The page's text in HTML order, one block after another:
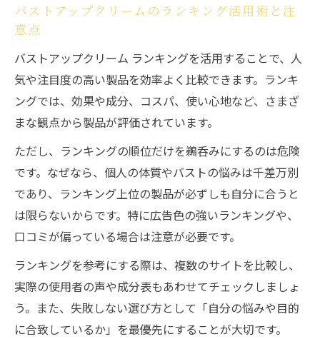
バストアップクリームのランキング活用術と注
意点
バストアップクリーム ランキングを活用することで、人
気や注目度の高い製品を効率よく比較できます。ランキ
ングでは、効果や成分、コスパ、使い心地など、さまざ
まな観点から製品が評価されています。
ただし、ランキングの順位だけを鵜呑みにするのは危険
です。なぜなら、個人の体質やバストの悩みは千差万別
であり、ランキング上位の製品が必ずしも自分に合うと
は限らないからです。特に広告色の強いランキングや、
口コミが偏っている場合は注意が必要です。
ランキングを参考にする際は、複数のサイトを比較し、
実際の使用者の声や成分表もあわせてチェックしましょ
う。また、失敗しない選び方として「自分の悩みや目的
に合致しているか」を最優先にすることが大切です。